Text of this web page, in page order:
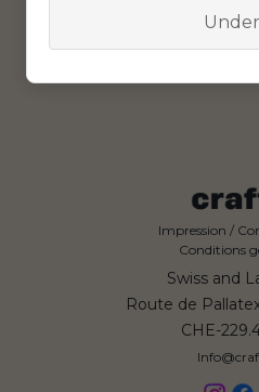
Impression /
Conditions
Swiss and
Route de
CHE-